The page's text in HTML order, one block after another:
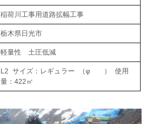
稲荷川工事用道路拡幅工事
栃木県日光市
軽量性 土圧低減
L2 サイズ：レギュラー （φ ） 使用
量：422㎥